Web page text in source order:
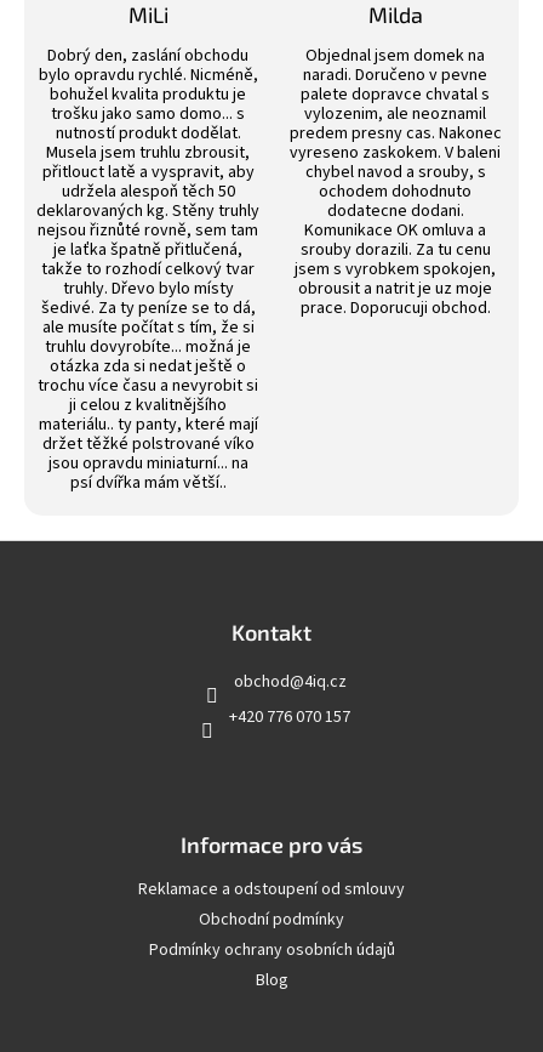
hvězdiček.
MiLi
Hodnocení obchodu je 3 z 5 hvězdiček.
Dobrý den, zaslání obchodu
bylo opravdu rychlé. Nicméně,
bohužel kvalita produktu je
trošku jako samo domo... s
nutností produkt dodělat.
Musela jsem truhlu zbrousit,
přitlouct latě a vyspravit, aby
udržela alespoň těch 50
deklarovaných kg. Stěny truhly
nejsou řiznůté rovně, sem tam
je laťka špatně přitlučená,
takže to rozhodí celkový tvar
truhly. Dřevo bylo místy
šedivé. Za ty peníze se to dá,
ale musíte počítat s tím, že si
truhlu dovyrobíte... možná je
otázka zda si nedat ještě o
trochu více času a nevyrobit si
ji celou z kvalitnějšího
materiálu.. ty panty, které mají
držet těžké polstrované víko
jsou opravdu miniaturní... na
psí dvířka mám větší..
Milda
Objednal jsem domek na
naradi. Doručeno v pevne
palete dopravce chvatal s
vylozenim, ale neoznamil
predem presny cas. Nakonec
vyreseno zaskokem. V baleni
chybel navod a srouby, s
ochodem dohodnuto
dodatecne dodani.
Komunikace OK omluva a
srouby dorazili. Za tu cenu
jsem s vyrobkem spokojen,
obrousit a natrit je uz moje
prace. Doporucuji obchod.
Kontakt
obchod@4iq.cz
+420 776 070 157
Informace pro vás
Reklamace a odstoupení od smlouvy
Obchodní podmínky
Podmínky ochrany osobních údajů
Blog